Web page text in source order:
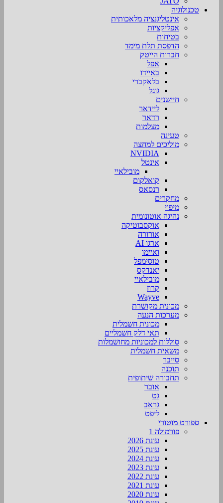
טכנולוגיה
אינטליגנציה מלאכותית
אפליקציות
בטיחות
הדפסת תלת מימד
חברות הייטק
אפל
באיידו
בלאקברי
גוגל
חיישנים
ליידאר
רדאר
מצלמות
טעינה
מוליכים למחצה
NVIDIA
אינטל
מובילאיי
קואלקום
רנסאס
מחקרים
מיפוי
נהיגה אוטונומית
אוקסבוטיקה
אורורה
ארגו AI
ואיימו
טוסימפל
יאנדקס
מובילאיי
קרוז
Wayve
מכונית מקושרת
מערכות הנעה
מכונית חשמלית
תאי דלק חשמליים
סוללות למכוניות מחושמלות
משאית חשמלית
סייבר
תוכנה
תחבורה שיתופית
אובר
גט
גראב
ליפט
ספורט מוטורי
פורמולה 1
עונת 2026
עונת 2025
עונת 2024
עונת 2023
עונת 2022
עונת 2021
עונת 2020